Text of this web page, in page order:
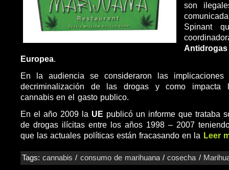
son
Spinant
Europea.
En la audiencia se consideraron las
decriminalización de las drogas y como impacta
cannabis en el gasto publico.
En el año 2009 la UE publicó un informe que trataba
de drogas ilícitas entre los años 1998 – 2007
que las actuales políticas están fracasando en la Leer
Tags:cannabis / consumo de marihuana/cosecha/